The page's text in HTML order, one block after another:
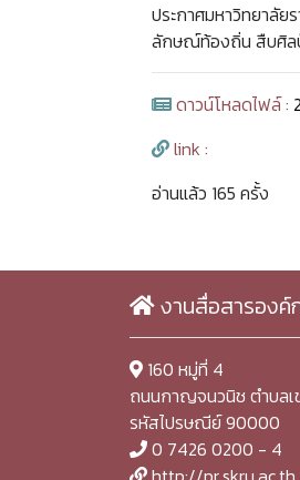
ประกาศมหาวิทยาลั
ลักษณ์ท้องถิ่น สืบศิล
ดาวน์โหลดไฟล์ :
link :
อ่านแล้ว 165 ครั้ง
งานสื่อสารอง
160 หมู่ที่ 4
ถนนกาญจนวนิช ตำบลเ
รหัสไปรษณีย์ 90000
0 7426 0200 - 4